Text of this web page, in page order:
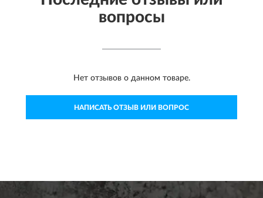
вопросы
Нет отзывов о данном товаре.
НАПИСАТЬ ОТЗЫВ ИЛИ ВОПРОС